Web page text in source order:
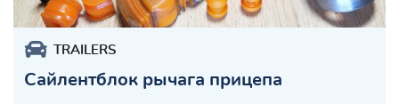
TRAILERS
Сайлентблок рычага прицепа